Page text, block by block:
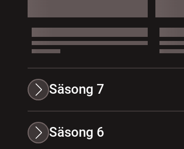
Säsong 7
Säsong 6